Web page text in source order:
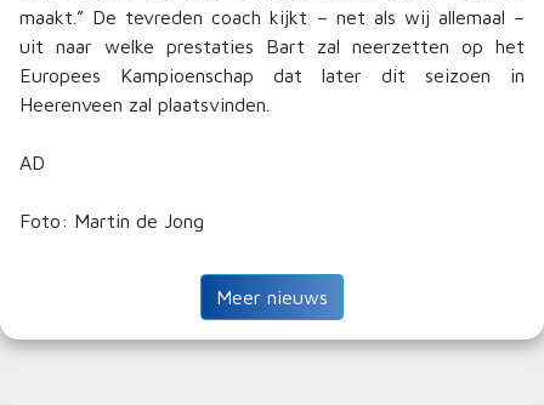
maakt.” De tevreden coach kijkt – net als wij allemaal –
uit naar welke prestaties Bart zal neerzetten op het
Europees Kampioenschap dat later dit seizoen in
Heerenveen zal plaatsvinden.
AD
Foto: Martin de Jong
Meer nieuws